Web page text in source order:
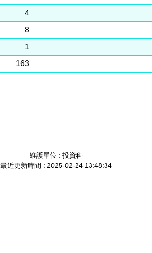
4
8
1
163
維護單位 : 投資科
最近更新時間 : 2025-02-24 13:48:34